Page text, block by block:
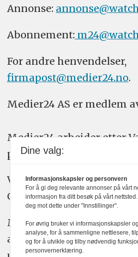
Annonse:
Abonnement:
For andre henvendelser,
firmapost@medier24.no.
Medier24 AS er medlem
Medier24 arbeider etter
plakatens regler for god
Vi bruker KI-verktøy som
Claude, og Gemini i
Medier24s redaksjon har
ansvar for publisert
Dine valg:
Informasjonskapsler og personvern
For å gi deg relevante annonser på vårt
informasjon fra ditt besøk på vårt
deg mot dette under "Innstillinger".
For øvrig bruker vi informasjonskapsler
analyse, for å sammenligne nettlesere,
og for å utvikle og tilby nødvendig
personvernerklæring.